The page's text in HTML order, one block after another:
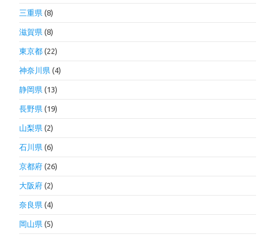
三重県 (8)
滋賀県 (8)
東京都 (22)
神奈川県 (4)
静岡県 (13)
長野県 (19)
山梨県 (2)
石川県 (6)
京都府 (26)
大阪府 (2)
奈良県 (4)
岡山県 (5)